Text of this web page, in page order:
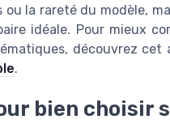
la rareté du modèle,
idéale. Pour mieux
découvrez cet
.
bien choisir